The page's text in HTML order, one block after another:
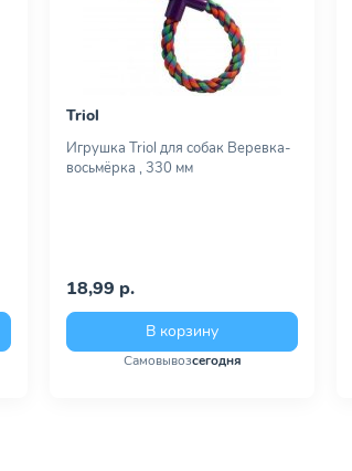
Triol
Игрушка Triol для собак Веревка-
восьмёрка , 330 мм
18,99 р.
В корзину
Самовывозсегодня